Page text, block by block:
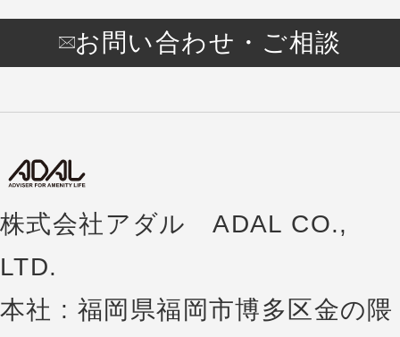
お問い合わせ・ご相談
株式会社アダル ADAL CO.,
LTD.
本社 : 福岡県福岡市博多区金の隈